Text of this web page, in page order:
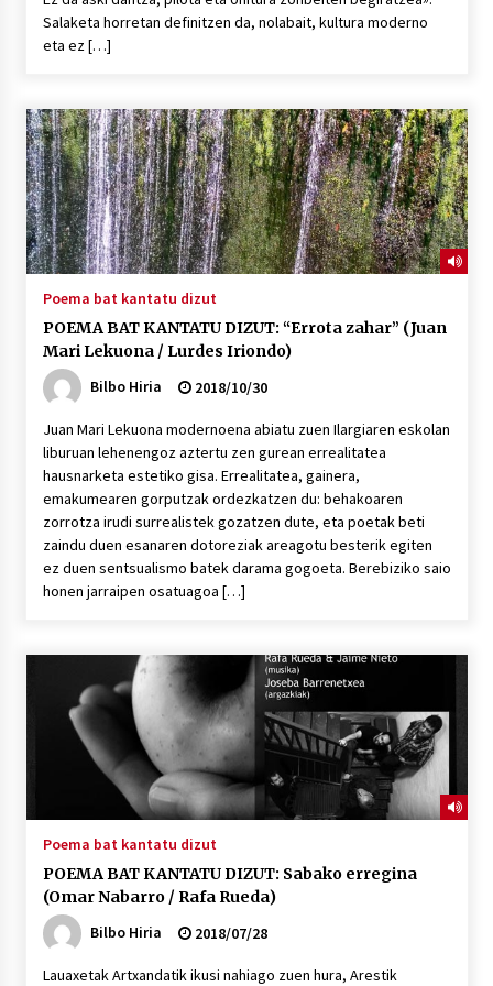
Salaketa horretan definitzen da, nolabait, kultura moderno
eta ez […]
Poema bat kantatu dizut
POEMA BAT KANTATU DIZUT: “Errota zahar” (Juan
Mari Lekuona / Lurdes Iriondo)
Bilbo Hiria
2018/10/30
Juan Mari Lekuona modernoena abiatu zuen Ilargiaren eskolan
liburuan lehenengoz aztertu zen gurean errealitatea
hausnarketa estetiko gisa. Errealitatea, gainera,
emakumearen gorputzak ordezkatzen du: behakoaren
zorrotza irudi surrealistek gozatzen dute, eta poetak beti
zaindu duen esanaren dotoreziak areagotu besterik egiten
ez duen sentsualismo batek darama gogoeta. Berebiziko saio
honen jarraipen osatuagoa […]
Poema bat kantatu dizut
POEMA BAT KANTATU DIZUT: Sabako erregina
(Omar Nabarro / Rafa Rueda)
Bilbo Hiria
2018/07/28
Lauaxetak Artxandatik ikusi nahiago zuen hura, Arestik